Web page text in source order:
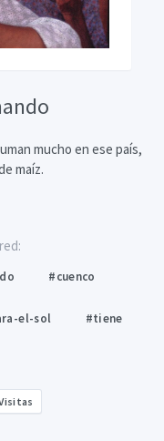
mucho en ese país,
maíz.
#cuenco
el-sol #tiene